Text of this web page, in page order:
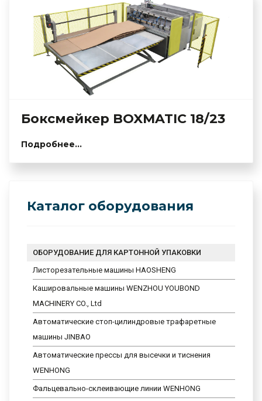
Боксмейкер BOXMATIC 18/23
Подробнее...
Каталог оборудования
ОБОРУДОВАНИЕ ДЛЯ КАРТОННОЙ УПАКОВКИ
Листорезательные машины HAOSHENG
Кашировальные машины WENZHOU YOUBOND
MACHINERY CO., Ltd
Автоматические стоп-цилиндровые трафаретные
машины JINBAO
Автоматические прессы для высечки и тиснения
WENHONG
Фальцевально-склеивающие линии WENHONG